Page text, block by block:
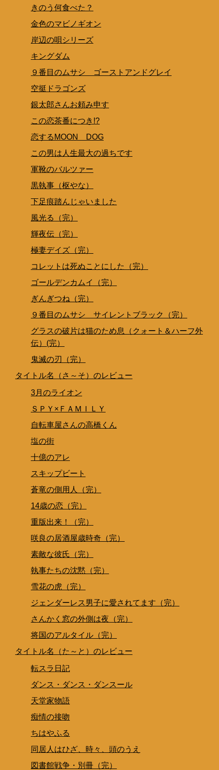
きのう何食べた？
金色のマビノギオン
岸辺の唄シリーズ
キングダム
９番目のムサシ ゴーストアンドグレイ
空挺ドラゴンズ
銀太郎さんお頼み申す
この恋茶番につき!?
恋するMOON DOG
この男は人生最大の過ちです
軍靴のバルツァー
黒執事（枢やな）
下足痕踏んじゃいました
風光る（完）
輝夜伝（完）
極妻デイズ（完）
コレットは死ぬことにした（完）
ゴールデンカムイ（完）
ぎんぎつね（完）
９番目のムサシ サイレントブラック（完）
グラスの破片は猫のため息（クォート＆ハーフ外
伝）(完）
鬼滅の刃（完）
タイトル名（さ～そ）のレビュー
3月のライオン
ＳＰＹ×ＦＡＭＩＬＹ
自転車屋さんの高橋くん
塩の街
十億のアレ
スキップビート
蒼竜の側用人（完）
14歳の恋（完）
重版出来！（完）
咲良の居酒屋歳時奇（完）
素敵な彼氏（完）
執事たちの沈黙（完）
雪花の虎（完）
ジェンダーレス男子に愛されてます（完）
さんかく窓の外側は夜（完）
将国のアルタイル（完）
タイトル名（た～と）のレビュー
転スラ日記
ダンス・ダンス・ダンスール
天堂家物語
痴情の接吻
ちはやふる
同居人はひざ、時々、頭のうえ
図書館戦争・別冊（完）